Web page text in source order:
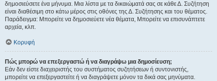
δημοσιεύσετε ένα μήνυμα. Μια λίστα με τα δικαιώματά σας σε κάθε Δ. Συζήτηση
είναι διαθέσιμη στο κάτω μέρος στις οθόνες της Δ. Συζήτησης και του θέματος.
Παράδειγμα: Μπορείτε να δημοσιεύετε νέα θέματα, Μπορείτε να επισυνάπτετε
αρχεία, κλπ.
Κορυφή
Πώς μπορώ να επεξεργαστώ ή να διαγράψω μια δημοσίευση;
Εάν δεν είστε διαχειριστής του συστήματος συζητήσεων ή συντονιστής,
μπορείτε να επεξεργαστείτε ή να διαγράψετε μόνον τα δικά σας μηνύματα.